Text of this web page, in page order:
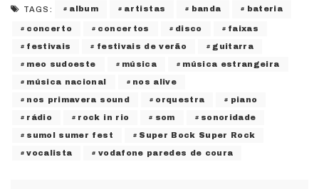
TAGS: album artistas banda bateria
concerto concertos disco faixas
festivais festivais de verão guitarra
meo sudoeste música música estrangeira
música nacional nos alive
nos primavera sound orquestra piano
rádio rock in rio som sonoridade
sumol sumer fest Super Bock Super Rock
vocalista vodafone paredes de coura